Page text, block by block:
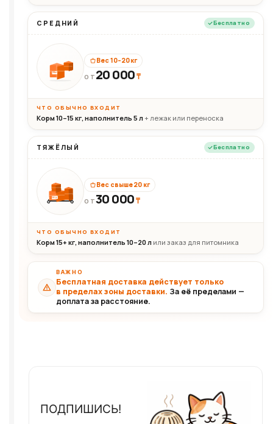
СРЕДНИЙ Бесплатно
20кг
Вес 10–20 кг
ОТ 20 000₸
ЧТО ОБЫЧНО ВХОДИТ
Корм 10–15 кг, наполнитель 5 л+ лежак или переноска
ТЯЖЁЛЫЙ Бесплатно
30+кг
Вес свыше 20 кг
ОТ30 000₸
ЧТО ОБЫЧНО ВХОДИТ
Корм 15+ кг, наполнитель 10–20 л или заказ для питомника
ВАЖНО
Бесплатная доставка действует только
в пределах зоны доставки. За её пределами —
доплата за расстояние.
ПОДПИШИСЬ!